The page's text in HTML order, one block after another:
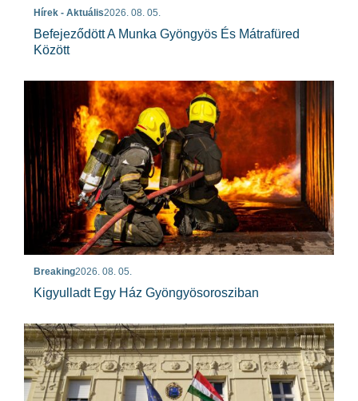
Hírek - Aktuális2026. 08. 05.
Befejeződött A Munka Gyöngyös És Mátrafüred
Között
Breaking2026. 08. 05.
Kigyulladt Egy Ház Gyöngyösorosziban